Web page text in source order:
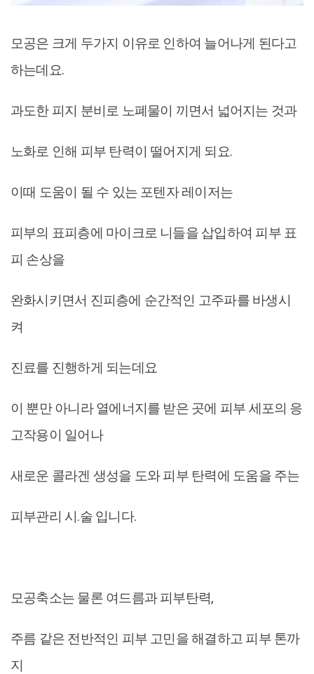
모공은 크게 두가지 이유로 인하여 늘어나게 된다고
하는데요.
과도한 피지 분비로 노폐물이 끼면서 넓어지는 것과
노화로 인해 피부 탄력이 떨어지게 되요.
이때 도움이 될 수 있는 포텐자 레이저는
피부의 표피층에 마이크로 니들을 삽입하여 피부 표
피 손상을
완화시키면서 진피층에 순간적인 고주파를 바생시
켜
진료를 진행하게 되는데요
이 뿐만 아니라 열에너지를 받은 곳에 피부 세포의 응
고작용이 일어나
새로운 콜라겐 생성을 도와 피부 탄력에 도움을 주는
피부관리 시.술 입니다.
모공축소는 물론 여드름과 피부탄력,
주름 같은 전반적인 피부 고민을 해결하고 피부 톤까
지